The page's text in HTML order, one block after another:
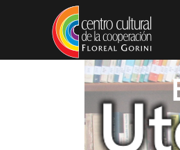
Pasar al contenido principal